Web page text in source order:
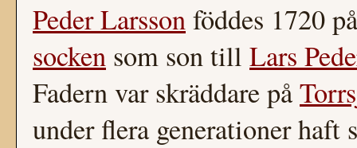
Peder Larssonföddes 1720
socken som son till Lars
Fadern var skräddare på
under flera generationer